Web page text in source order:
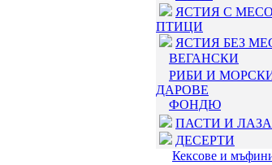
ЯСТИЯ С
ПТИЦИ
ЯСТИЯ БЕЗ
ВЕГАНСКИ
РИБИ И
ДАРОВЕ
ФОНДЮ
ПАСТИ И
ДЕСЕРТИ
Кексове и